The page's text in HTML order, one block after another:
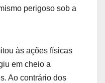
perigoso sob a
às ações físicas
em cheio a
Ao contrário dos